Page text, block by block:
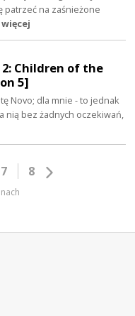
patrzeć na zaśnieżone
Children of the
5]
Novo; dla mnie - to jednak
nią bez żadnych oczekiwań,
7 8